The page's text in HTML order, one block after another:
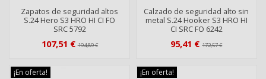
Zapatos de seguridad altos
S.24 Hero S3 HRO HI CI FO
SRC 5792
107,51 €194,89 €
Calzado de seguridad alto sin
metal S.24 Hooker S3 HRO HI
CI SRC FO 6242
95,41 €172,57 €
¡En oferta!
¡En oferta!